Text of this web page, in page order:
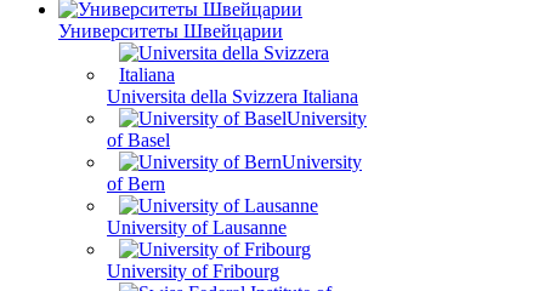
Университеты Швейцарии
Universita della Svizzera Italiana
University
of Basel
University
of Bern
University of Lausanne
University of Fribourg